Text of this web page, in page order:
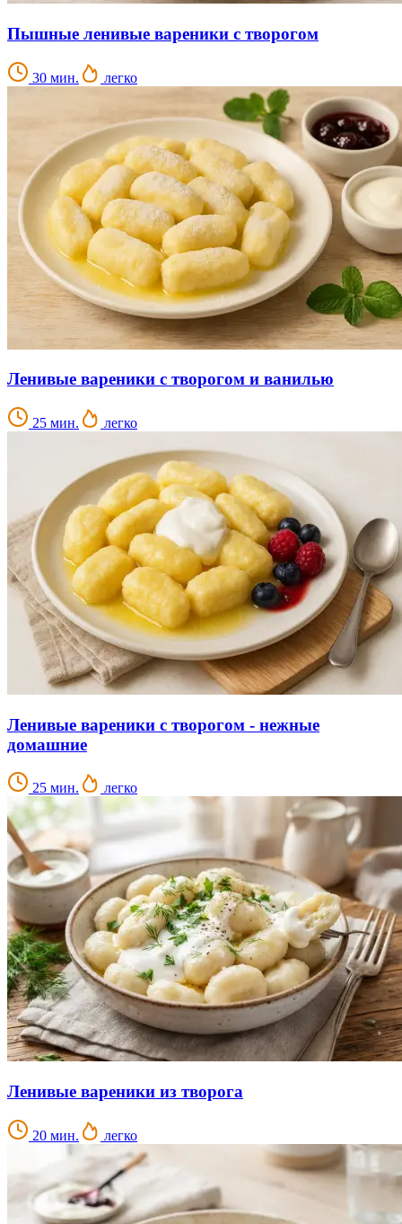
Пышные ленивые вареники с творогом
30 мин. легко
Ленивые вареники с творогом и ванилью
25 мин. легко
Ленивые вареники с творогом - нежные
домашние
25 мин. легко
Ленивые вареники из творога
20 мин. легко